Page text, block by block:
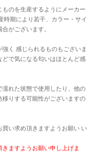
のを生産するようにメーカー
時期により若干、カラー・サイ
がございます。
く 感じられるものもございま
で気になる匂いはほとんど感
れた状態で使用したり、他の
りする可能性がございますの
い求め頂きますようお願い い
ますようお願い申し上げま